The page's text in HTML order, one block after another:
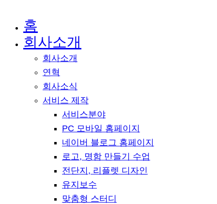
홈
회사소개
회사소개
연혁
회사소식
서비스 제작
서비스분야
PC 모바일 홈페이지
네이버 블로그 홈페이지
로고, 명함 만들기 수업
전단지, 리플렛 디자인
유지보수
맞춤형 스터디